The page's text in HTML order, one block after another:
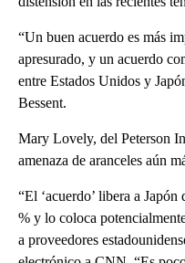
“Un buen acuerdo es más
apresurado, y un acuerdo
entre Estados Unidos y
Bessent.
Mary Lovely, del Peterson
amenaza de aranceles aún
“El ‘acuerdo’ libera a
% y lo coloca
a proveedores